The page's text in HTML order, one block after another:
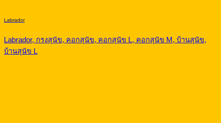
Labrador
Labrador, กรงสุนัข, คอกสุนัข, คอกสุนัข L, คอกสุนัข M, บ้านสุนัข,
บ้านสุนัข L